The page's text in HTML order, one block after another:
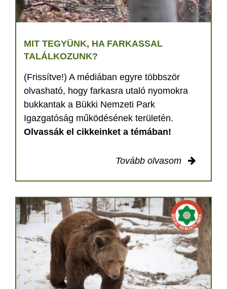
MIT TEGYÜNK, HA FARKASSAL
TALÁLKOZUNK?
(Frissítve!) A médiában egyre többször
olvasható, hogy farkasra utaló nyomokra
bukkantak a Bükki Nemzeti Park
Igazgatóság működésének területén.
Olvassák el cikkeinket a témában!
Tovább olvasom